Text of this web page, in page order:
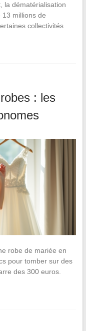
la dématérialisation
millions de
collectivités
: les
robe de mariée en
pour tomber sur des
des 300 euros.